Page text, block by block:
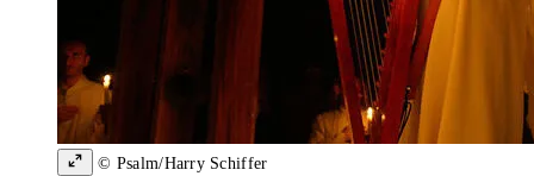
© Psalm/Harry Schiffer